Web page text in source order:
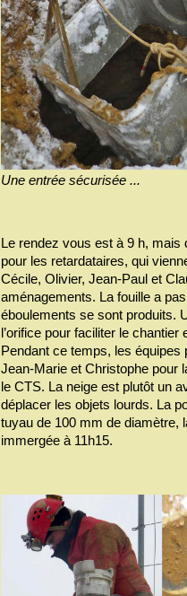
Une entrée sécurisée ...
Le rendez vous est à 9 h, mais
pour les retardataires, qui
Cécile, Olivier, Jean-Paul et
aménagements. La fouille a
éboulements se sont produits.
l’orifice pour faciliter le
Pendant ce temps, les
Jean-Marie et Christophe pour
le CTS. La neige est plutôt un
déplacer les objets lourds. La
tuyau de 100 mm de diamètre,
immergée à 11h15.